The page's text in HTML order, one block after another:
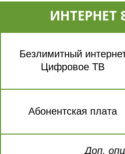
ИНТЕРНЕТ
Безлимитный
Цифровое ТВ
Абонентская плата
Доп.